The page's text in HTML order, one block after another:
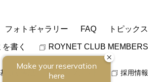
フォトギャラリー FAQ トピックス
書く ROYNET CLUB MEMBERS
づく表記 採用情報